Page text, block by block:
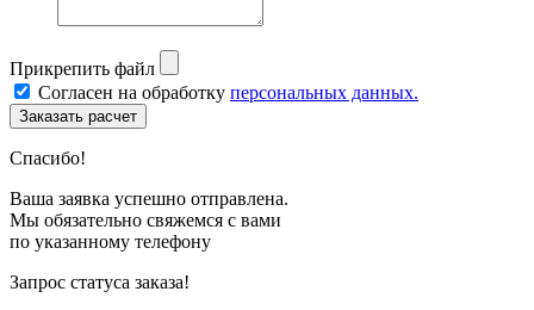
Прикрепить файл
Согласен на обработку персональных данных.
Спасибо!
Ваша заявка успешно отправлена.
Мы обязательно свяжемся с вами
по указанному телефону
Запрос статуса заказа!